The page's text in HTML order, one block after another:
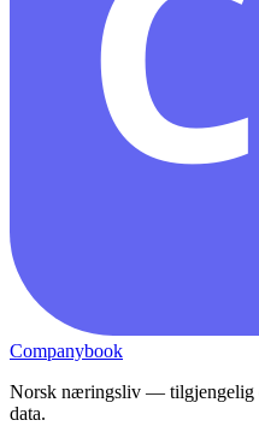
Companybook
Norsk næringsliv — tilgjengelig
data.